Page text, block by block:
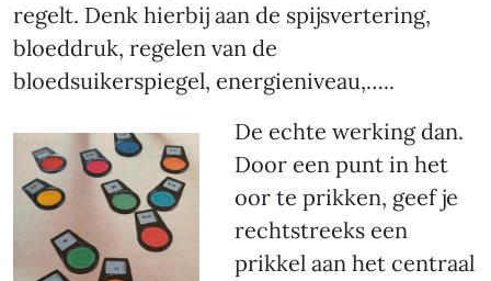
regelt. Denk hierbij aan de spijsvertering,
bloeddruk, regelen van de
bloedsuikerspiegel, energieniveau,…..
De echte werking dan.
Door een punt in het
oor te prikken, geef je
rechtstreeks een
prikkel aan het centraal